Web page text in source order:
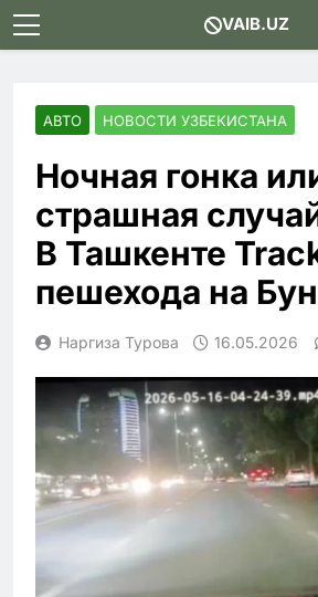
Skip
to
VAIB.UZ
АВТО НОВОСТИ УЗБЕКИСТАНА
Ночная гонка
страшная
В Ташкенте
пешехода на
Наргиза Турова 16.05.2026